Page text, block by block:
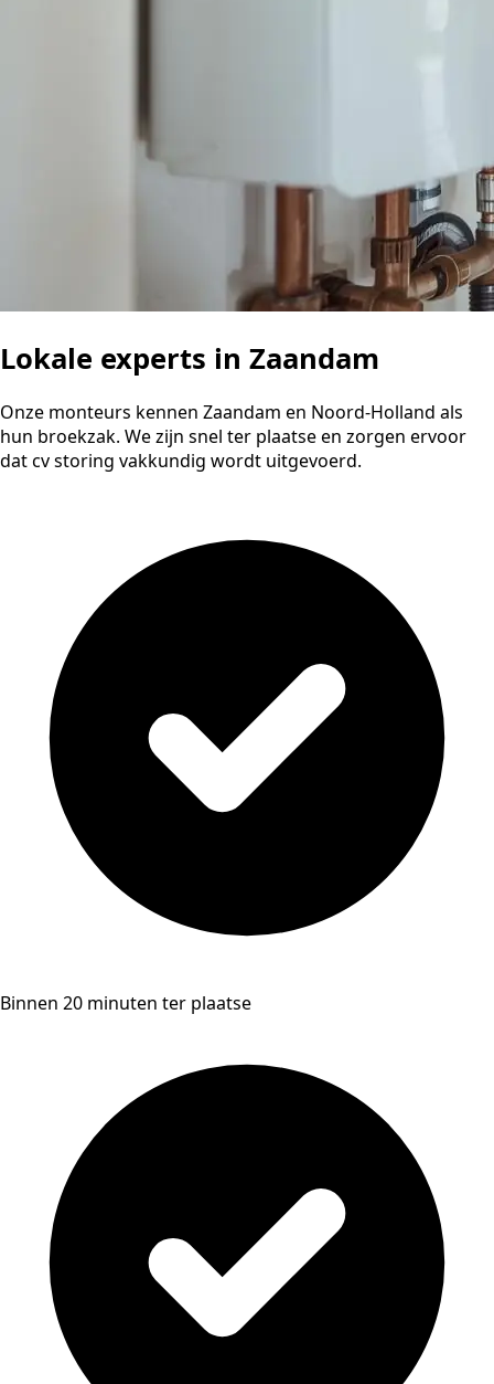
Lokale experts in Zaandam
Onze monteurs kennen Zaandam en Noord-Holland als
hun broekzak. We zijn snel ter plaatse en zorgen ervoor
dat cv storing vakkundig wordt uitgevoerd.
Binnen 20 minuten ter plaatse